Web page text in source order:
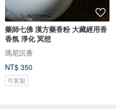
藥師七佛 漢方藥香粉 大藏經用香
香氛 淨化 冥想
瑪尼沉香
NT$ 350
可客製